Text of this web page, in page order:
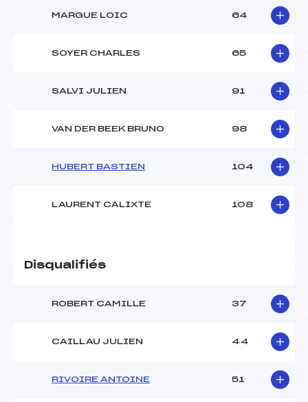
MARGUE LOIC 64
SOYER CHARLES 65
SALVI JULIEN 91
VAN DER BEEK BRUNO 98
HUBERT BASTIEN 104
LAURENT CALIXTE 108
Disqualifiés
ROBERT CAMILLE 37
CAILLAU JULIEN 44
RIVOIRE ANTOINE 51